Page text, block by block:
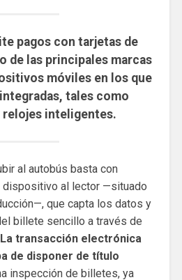
pagos con tarjetas de
de las principales marcas
móviles en los que
tales como
inteligentes.
al autobús basta con
dispositivo al lector —situado
que capta los datos y
billete sencillo a través de
La transacción electrónica
de disponer de título
inspección de billetes, ya